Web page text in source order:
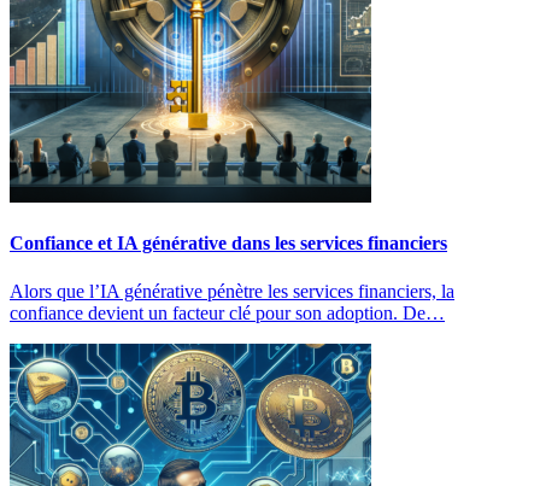
Confiance et IA générative dans les services financiers
Alors que l’IA générative pénètre les services financiers, la
confiance devient un facteur clé pour son adoption. De…